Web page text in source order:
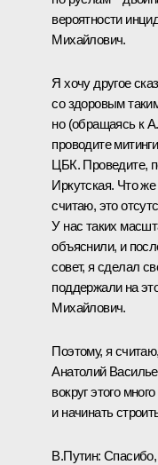
вероятности
Михайлович.
Я хочу другое
со здоровым
но (обращаясь к
проводите
ЦБК. Проведите,
Иркутская. Что же
считаю, это
У нас таких
объяснили, и
совет, я сделал
поддержали на
Михайлович.
Поэтому, я
Анатолий
вокруг этого
и начинать
В.Путин: